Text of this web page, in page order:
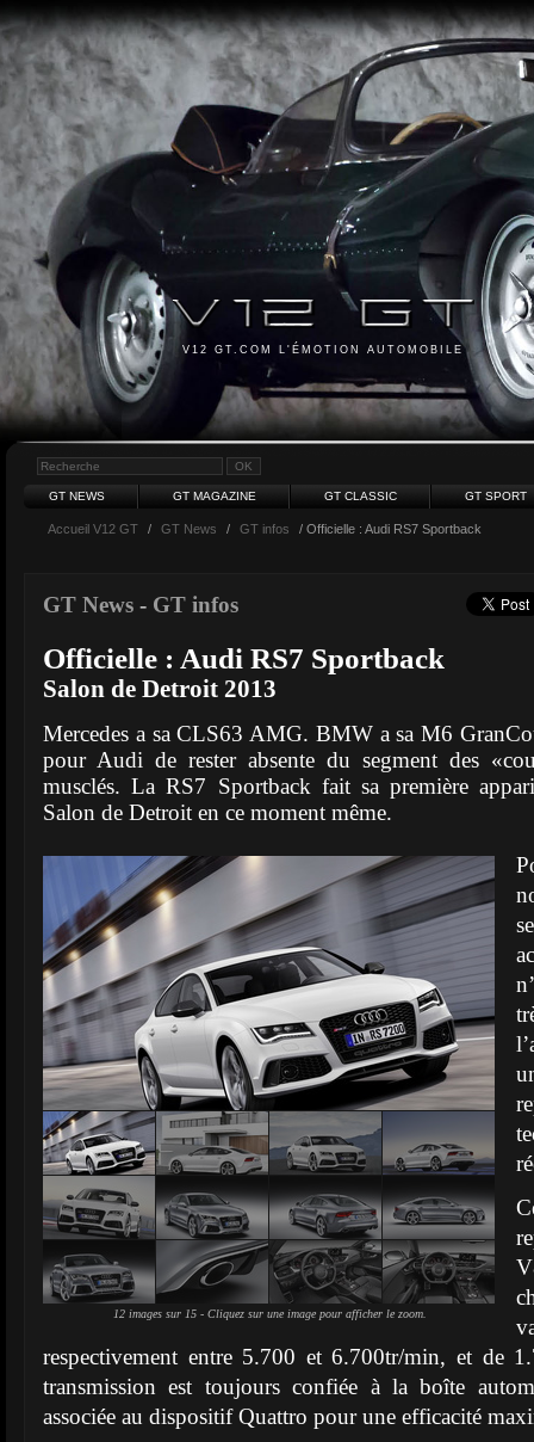
V12 GT.COM L'ÉMOTION AUTOMOBILE
GT NEWS GT MAGAZINE GT CLASSIC GT SPORT
Accueil V12 GT / GT News / GT infos / Officielle : Audi RS7 Sportback
GT News - GT infos
Officielle : Audi RS7 Sportback
Salon de Detroit 2013
Mercedes a sa CLS63 AMG. BMW a sa M6
pour Audi de rester absente du segment des
musclés. La RS7 Sportback fait sa première
Salon de Detroit en ce moment même.
12 images sur 15 - Cliquez sur une image pour afficher le zoom.
respectivement entre 5.700 et 6.700tr/min, et de
transmission est toujours confiée à la boîte
associée au dispositif Quattro pour une efficacité